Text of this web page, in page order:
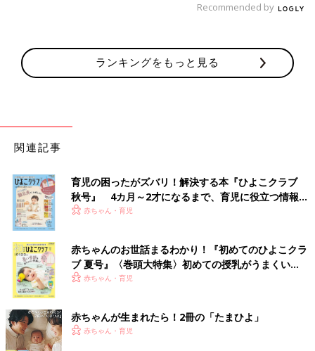
Recommended by
ランキングをもっと見る
関連記事
育児の困ったがズバリ！解決する本『ひよこクラブ
秋号』 4カ月～2才になるまで、育児に役立つ情報が
いっぱい！
赤ちゃん・育児
赤ちゃんのお世話まるわかり！『初めてのひよこクラ
ブ 夏号』〈巻頭大特集〉初めての授乳がうまくい
く！ おっぱい・ミルクの基本と夏のトラブル 解決テ
赤ちゃん・育児
赤ちゃんが生まれたら！2冊の「たまひよ」
赤ちゃん・育児